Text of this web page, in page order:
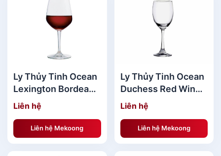
Ly Thủy Tinh Ocean
Lexington Bordeaux
455ml - Ly vang đỏ
Liên hệ
Liên hệ Mekoong
Ly Thủy Tinh Ocean
Duchess Red Wine
255ml - Ly rượu
vang đỏ
Liên hệ
Liên hệ Mekoong